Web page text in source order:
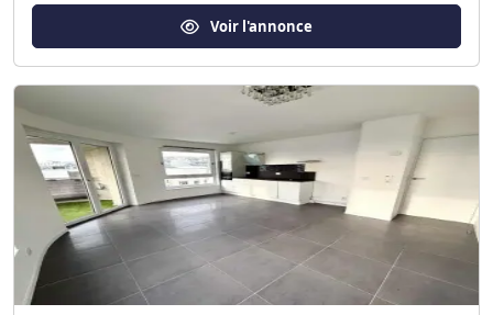
Voir l'annonce